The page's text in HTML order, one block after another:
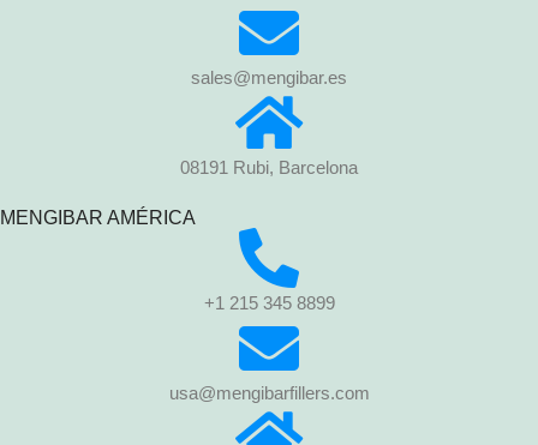
sales@mengibar.es
08191 Rubi, Barcelona
MENGIBAR AMÉRICA
+1 215 345 8899
usa@mengibarfillers.com